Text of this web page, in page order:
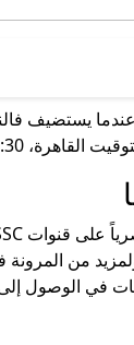
من المرونة